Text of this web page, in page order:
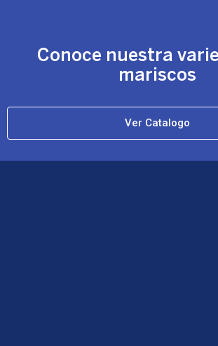
Conoce nuestra
mariscos
Ver Catalogo